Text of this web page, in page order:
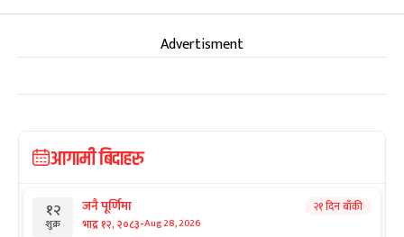
Advertisment
आगामी बिदाहरु
१२
शुक्र
जनै पूर्णिमा
भाद्र १२, २०८३-Aug 28, 2026
२१ दिन बाँकी